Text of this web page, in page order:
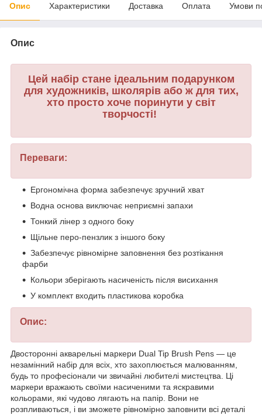
Опис Характеристики Доставка Оплата Умови
Опис
Цей набір стане ідеальним подарунком
для художників, школярів або ж для тих,
хто просто хоче поринути у світ
творчості!
Переваги:
Ергономічна форма забезпечує зручний хват
Водна основа виключає неприємні запахи
Тонкий лінер з одного боку
Щільне перо-пензлик з іншого боку
Забезпечує рівномірне заповнення без розтікання
фарби
Кольори зберігають насиченість після висихання
У комплект входить пластикова коробка
Опис:
Двосторонні акварельні маркери Dual Tip Brush Pens — це
незамінний набір для всіх, хто захоплюється малюванням,
будь то професіонали чи звичайні любителі мистецтва. Ці
маркери вражають своїми насиченими та яскравими
кольорами, які чудово лягають на папір. Вони не
розпливаються, і ви зможете рівномірно заповнити всі деталі